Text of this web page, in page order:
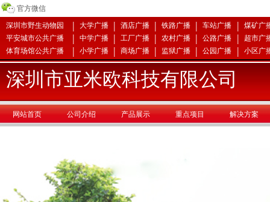
官方微信
深圳市野生动物园
| 大学广播 | 酒店广播 | 铁路广播 | 车站广播 |
煤矿广
平安城市公共广播
| 中学广播 | 工厂广播 | 农村广播 | 公路广播 |
超市广
体育场馆公共广播
| 小学广播 | 商场广播 | 监狱广播 | 公园广播 | 小区广
深圳市亚米欧科技有限公司
网站首页 公司介绍 产品展示 重点项目 解决方案